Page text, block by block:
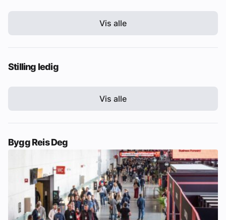
Vis alle
Stilling ledig
Vis alle
Bygg Reis Deg